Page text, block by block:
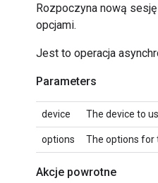
Rozpoczyna nową
opcjami.
Jest to operacja
Parameters
device The device to
options The options for
Akcje powrotne